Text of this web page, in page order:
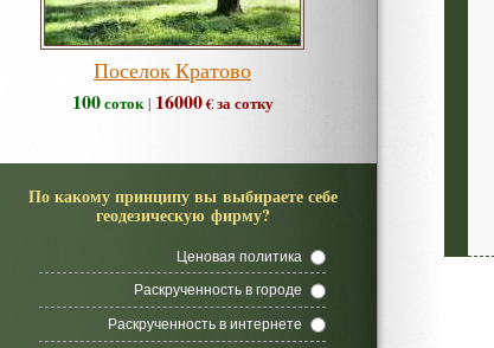
Поселок Кратово
100соток| 16000€ за сотку
По какому принципу вы выбираете себе
геодезическую фирму?
Ценовая политика
Раскрученность в городе
Раскрученность в интернете